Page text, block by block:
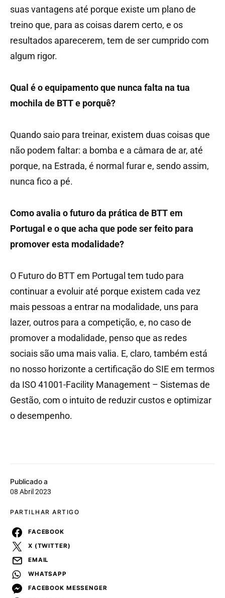
Publicado a
08 Abril 2023
PARTILHAR ARTIGO
FACEBOOK
X (TWITTER)
EMAIL
WHATSAPP
FACEBOOK MESSENGER
suas vantagens até porque existe um plano de
treino que, para as coisas darem certo, e os
resultados aparecerem, tem de ser cumprido com
algum rigor.
Qual é o equipamento que nunca falta na tua
mochila de BTT e porquê?
Quando saio para treinar, existem duas coisas que
não podem faltar: a bomba e a câmara de ar, até
porque, na Estrada, é normal furar e, sendo assim,
nunca fico a pé.
Como avalia o futuro da prática de BTT em
Portugal e o que acha que pode ser feito para
promover esta modalidade?
O Futuro do BTT em Portugal tem tudo para
continuar a evoluir até porque existem cada vez
mais pessoas a entrar na modalidade, uns para
lazer, outros para a competição, e, no caso de
promover a modalidade, penso que as redes
sociais são uma mais valia. E, claro, também está
no nosso horizonte a certificação do SIE em termos
da ISO 41001-Facility Management – Sistemas de
Gestão, com o intuito de reduzir custos e optimizar
o desempenho.